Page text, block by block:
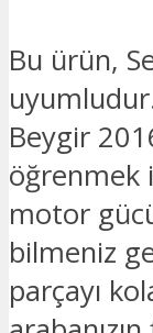
Bu ürün,
Beygir
öğrenmek
motor
bilmeniz
parçayı